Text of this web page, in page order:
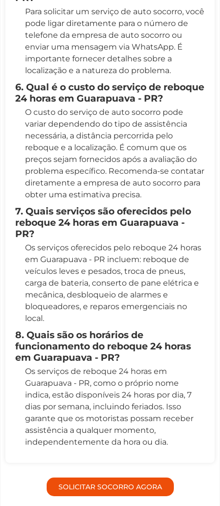
Para solicitar um serviço de auto socorro, você
pode ligar diretamente para o número de
telefone da empresa de auto socorro ou
enviar uma mensagem via WhatsApp. É
importante fornecer detalhes sobre a
localização e a natureza do problema.
6. Qual é o custo do serviço de reboque
24 horas em Guarapuava - PR?
O custo do serviço de auto socorro pode
variar dependendo do tipo de assistência
necessária, a distância percorrida pelo
reboque e a localização. É comum que os
preços sejam fornecidos após a avaliação do
problema específico. Recomenda-se contatar
diretamente a empresa de auto socorro para
obter uma estimativa precisa.
7. Quais serviços são oferecidos pelo
reboque 24 horas em Guarapuava -
PR?
Os serviços oferecidos pelo reboque 24 horas
em Guarapuava - PR incluem: reboque de
veículos leves e pesados, troca de pneus,
carga de bateria, conserto de pane elétrica e
mecânica, desbloqueio de alarmes e
bloqueadores, e reparos emergenciais no
local.
8. Quais são os horários de
funcionamento do reboque 24 horas
em Guarapuava - PR?
Os serviços de reboque 24 horas em
Guarapuava - PR, como o próprio nome
indica, estão disponíveis 24 horas por dia, 7
dias por semana, incluindo feriados. Isso
garante que os motoristas possam receber
assistência a qualquer momento,
independentemente da hora ou dia.
SOLICITAR SOCORRO AGORA